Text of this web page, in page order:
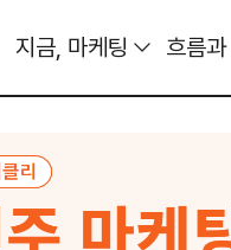
지금, 마케팅 흐름